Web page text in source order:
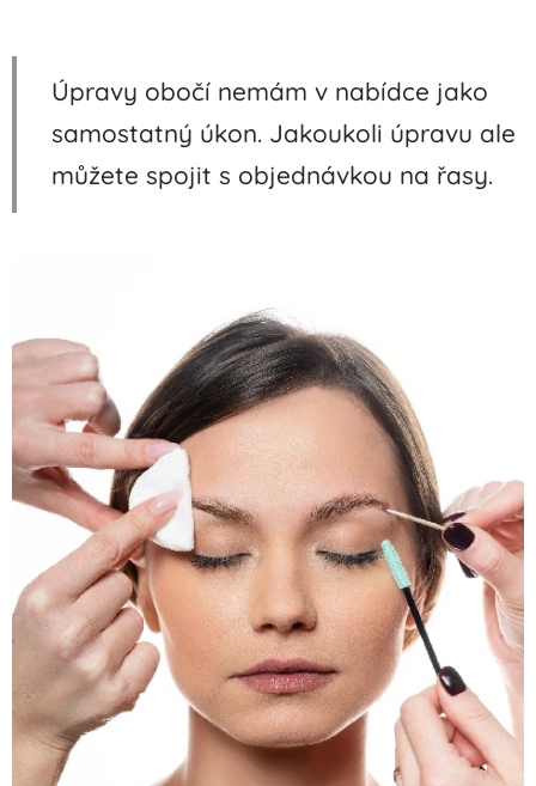
Úpravy obočí nemám v nabídce jako
samostatný úkon. Jakoukoli úpravu ale
můžete spojit s objednávkou na řasy.